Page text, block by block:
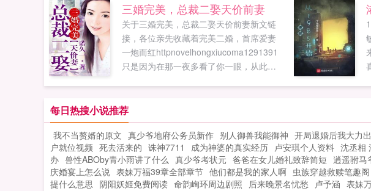
君周武王做的这些，就没有强国，朋友们
让我一起加油干，为了伟大的强国梦！如
果您喜欢洪荒之我为姬发，别忘记分享给
朋友...
三婚完美，总裁二娶天价前妻
关于三婚完美，总裁二娶天价前妻新文链
接，各位亲先收藏着完美二婚，首席爱妻
一炮而红httpnovelhongxiucoma1291391
只是因为在那一夜多看了你一眼，从此，
每日热搜小说推荐
我不当赘婿的原文 真少爷地府公务员新作 别人御兽我能御神 开局退婚后我大力
户就位视频 死去活来的 诛神7711 成为神婆的真实经历 卢安琪个人资料 沈丞相
办 兽性ABOby青小雨讲了什么 真少爷考状元 爸爸在女儿婚礼致辞简短 逍遥驸马
庆婚宴上怎么说 表妹万福39章全部章节 他们都是我的家人啊 虫族穿越救赎笔趣阁
提什么意思 阴阳妖姬免费阅读 命韵峋环周边剧照 后来晚景名忧愁 卢予涵 表妹